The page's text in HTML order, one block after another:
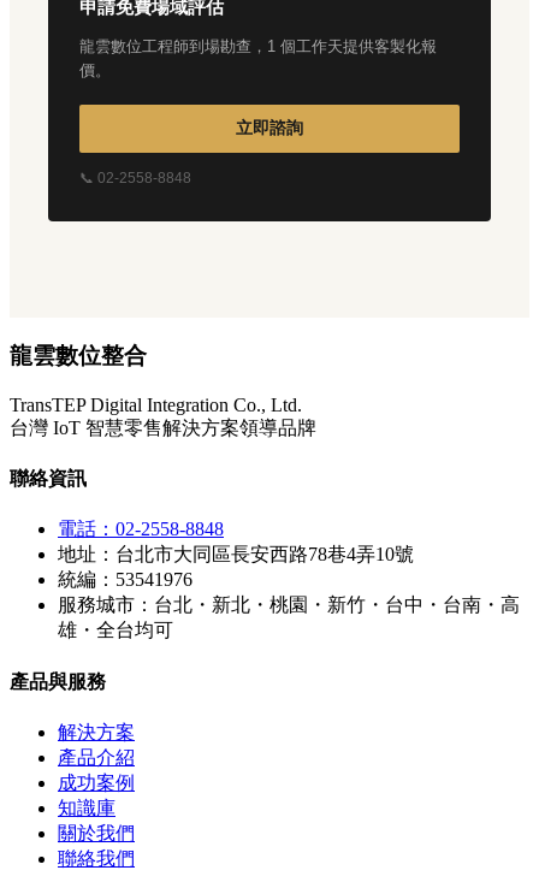
申請免費場域評估
龍雲數位工程師到場勘查，1 個工作天提供客製化報
價。
立即諮詢
📞 02-2558-8848
龍雲數位整合
TransTEP Digital Integration Co., Ltd.
台灣 IoT 智慧零售解決方案領導品牌
聯絡資訊
電話：02-2558-8848
地址：台北市大同區長安西路78巷4弄10號
統編：53541976
服務城市：台北・新北・桃園・新竹・台中・台南・高
雄・全台均可
產品與服務
解決方案
產品介紹
成功案例
知識庫
關於我們
聯絡我們